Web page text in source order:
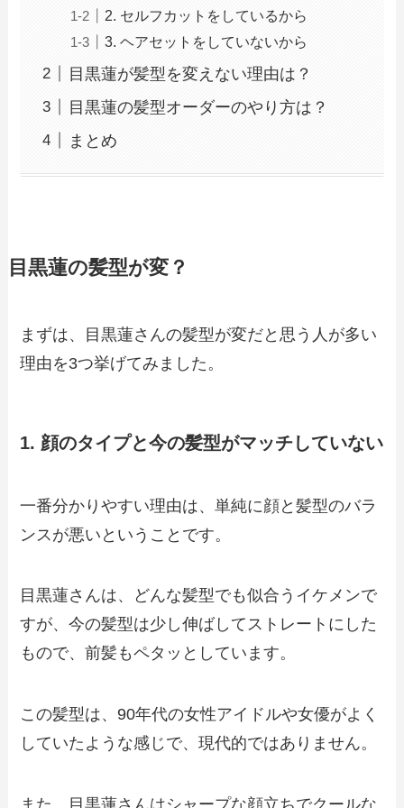
2. セルフカットをしているから
3. ヘアセットをしていないから
目黒蓮が髪型を変えない理由は？
目黒蓮の髪型オーダーのやり方は？
まとめ
目黒蓮の髪型が変？
まずは、目黒蓮さんの髪型が変だと思う人が多い
理由を3つ挙げてみました。
1. 顔のタイプと今の髪型がマッチしていない
一番分かりやすい理由は、単純に顔と髪型のバラ
ンスが悪いということです。
目黒蓮さんは、どんな髪型でも似合うイケメンで
すが、今の髪型は少し伸ばしてストレートにした
もので、前髪もペタッとしています。
この髪型は、90年代の女性アイドルや女優がよく
していたような感じで、現代的ではありません。